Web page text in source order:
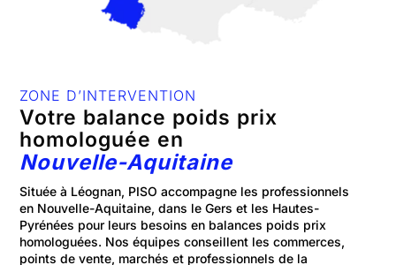
ZONE D’INTERVENTION
Votre balance poids prix
homologuée en
Nouvelle-Aquitaine
Située à Léognan, PISO accompagne les professionnels
en Nouvelle-Aquitaine, dans le Gers et les Hautes-
Pyrénées pour leurs besoins en balances poids prix
homologuées. Nos équipes conseillent les commerces,
points de vente, marchés et professionnels de la